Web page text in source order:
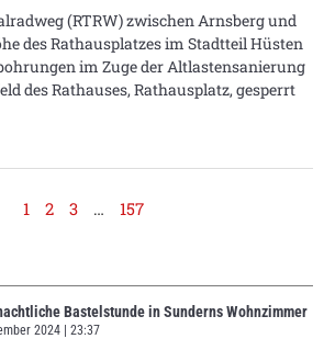
(RTRW) zwischen Arnsberg und
des Rathausplatzes im Stadtteil Hüsten
im Zuge der Altlastensanierung
des Rathauses, Rathausplatz, gesperrt
1 2 3 … 157
Bastelstunde in Sunderns Wohnzimmer
2024 23:37